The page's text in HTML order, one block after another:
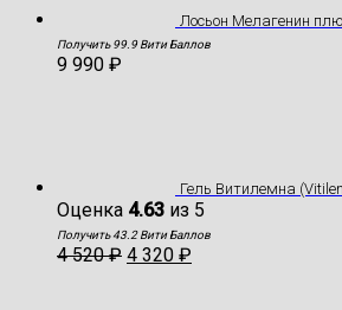
Лосьон Мелагенин
Получить 99.9 Вити Баллов
9 990 ₽
Гель Витилемна
Оценка 4.63 из 5
Получить 43.2 Вити Баллов
4 520₽ 4 320 ₽